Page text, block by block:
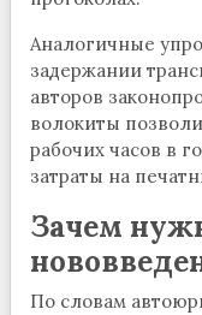
Аналогичные
задержании
авторов
волокиты
рабочих часов в
затраты на
Зачем
По словам